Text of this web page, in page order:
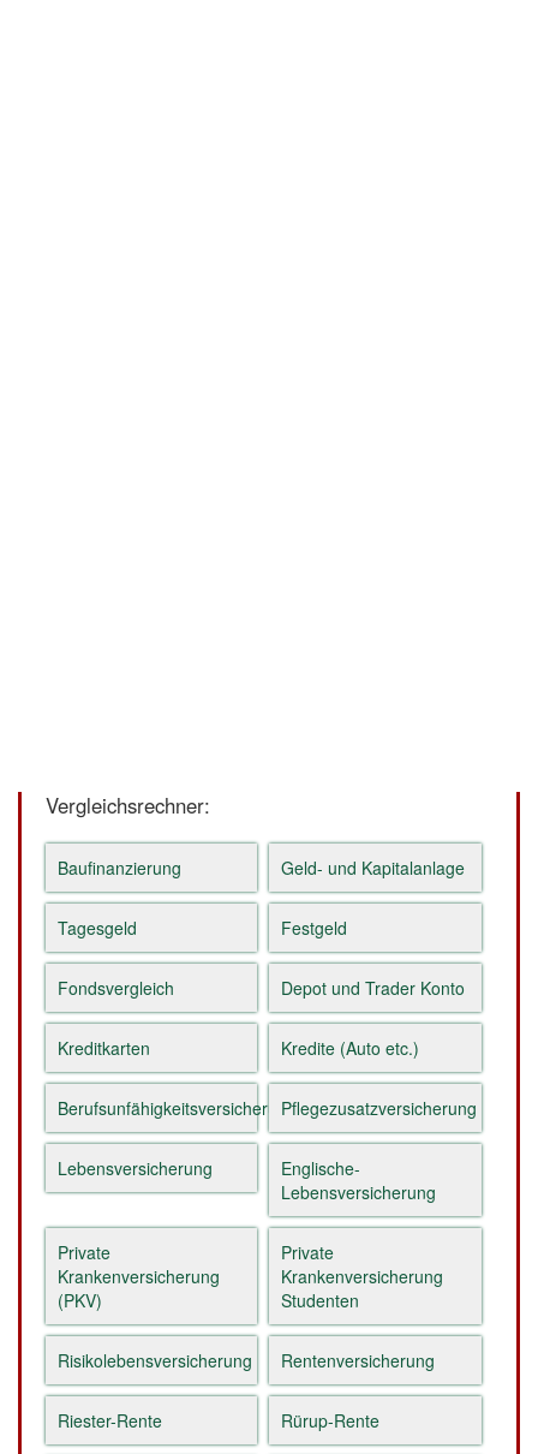
Vergleichsrechner:
Baufinanzierung Geld- und Kapitalanlage
Tagesgeld Festgeld
Fondsvergleich Depot und Trader Konto
Kreditkarten Kredite (Auto etc.)
BerufsunfähigkeitsversicherungPflegezusatzversicherung
Lebensversicherung
Englische-
Lebensversicherung
Private
Krankenversicherung
(PKV)
Private
Krankenversicherung
Studenten
Risikolebensversicherung Rentenversicherung
Riester-Rente Rürup-Rente